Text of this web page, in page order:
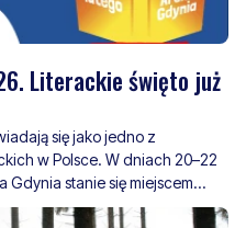
się jako jedno z
w Polsce. W dniach 20–22
stanie się miejscem
i ludzi kultury. Co
przez wszystkie trzy dni,
dostępnym dla szerokiego